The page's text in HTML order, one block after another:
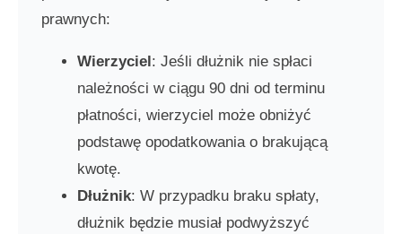
prawnych:
Wierzyciel: Jeśli dłużnik nie spłaci
należności w ciągu 90 dni od terminu
płatności, wierzyciel może obniżyć
podstawę opodatkowania o brakującą
kwotę.
Dłużnik: W przypadku braku spłaty,
dłużnik będzie musiał podwyższyć